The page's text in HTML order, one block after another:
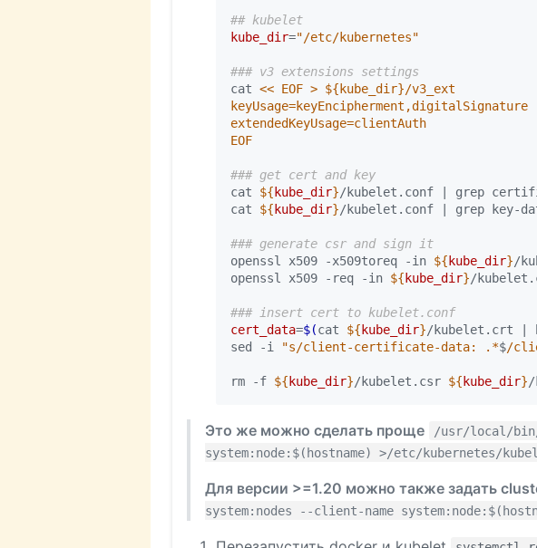
## kubelet
kube_dir="/etc/kubernetes"
### v3 extensions settings
cat
EOF
### get cert and key
cat ${ kube_dir}/kubelet.conf grep
cat ${ kube_dir}/kubelet.conf grep key-
### generate csr and sign it
openssl x509 -x509toreq -in ${ kube_dir}/
openssl x509 -req -in ${ kube_dir}/
### insert cert to kubelet.conf
cert_data=$(cat ${ kube_dir}/kubelet.crt
sed -i
"s/client-certificate-data: .*$/
rm -f ${ kube_dir}/kubelet.csr ${ kube_dir}/
Это же можно сделать проще
/usr/local/bin/
system:node:$(hostname) >/etc/kubernetes/
Для версии >=1.20 можно также задать
system:nodes --client-name